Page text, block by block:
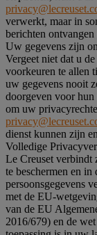
verwerkt, maar in
berichten
Uw gegevens zijn
Vergeet niet dat u
voorkeuren te allen
uw gegevens nooit
doorgeven voor
om uw
dienst kunnen zijn
Volledige
Le Creuset verbindt
te beschermen en
persoonsgegevens
met de EU-
van de EU
2016/679) en de